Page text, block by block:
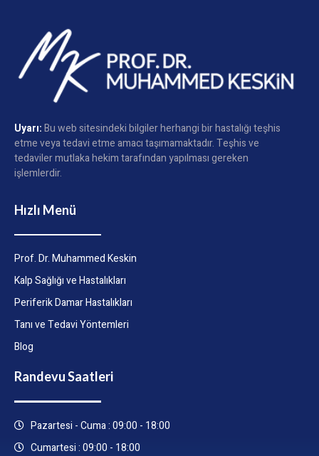
Uyarı:Bu web sitesindeki bilgiler herhangi bir hastalığı teşhis
etme veya tedavi etme amacı taşımamaktadır. Teşhis ve
tedaviler mutlaka hekim tarafından yapılması gereken
işlemlerdir.
Hızlı Menü
Prof. Dr. Muhammed Keskin
Kalp Sağlığı ve Hastalıkları
Periferik Damar Hastalıkları
Tanı ve Tedavi Yöntemleri
Blog
Randevu Saatleri
Pazartesi - Cuma : 09:00 - 18:00
Cumartesi : 09:00 - 18:00